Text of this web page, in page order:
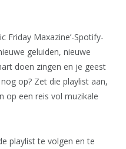
Friday Maxazine’-Spotify-
geluiden, nieuwe
doen zingen en je geest
op? Zet die playlist aan,
op een reis vol muzikale
playlist te volgen en te